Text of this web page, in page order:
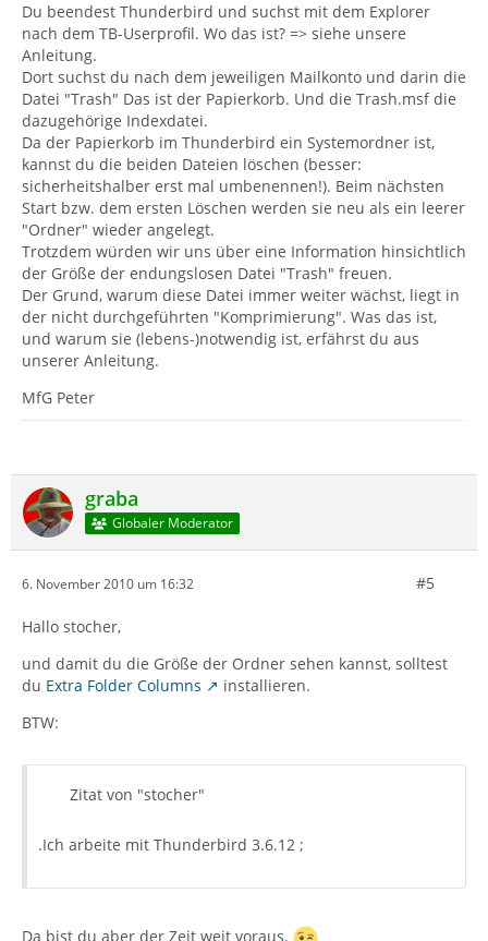
Du beendest Thunderbird und suchst mit dem Explorer
nach dem TB-Userprofil. Wo das ist? => siehe unsere
Anleitung.
Dort suchst du nach dem jeweiligen Mailkonto und darin die
Datei "Trash" Das ist der Papierkorb. Und die Trash.msf die
dazugehörige Indexdatei.
Da der Papierkorb im Thunderbird ein Systemordner ist,
kannst du die beiden Dateien löschen (besser:
sicherheitshalber erst mal umbenennen!). Beim nächsten
Start bzw. dem ersten Löschen werden sie neu als ein leerer
"Ordner" wieder angelegt.
Trotzdem würden wir uns über eine Information hinsichtlich
der Größe der endungslosen Datei "Trash" freuen.
Der Grund, warum diese Datei immer weiter wächst, liegt in
der nicht durchgeführten "Komprimierung". Was das ist,
und warum sie (lebens-)notwendig ist, erfährst du aus
unserer Anleitung.
MfG Peter
graba
Globaler Moderator
6. November 2010 um 16:32 #5
Hallo stocher,
und damit du die Größe der Ordner sehen kannst, solltest
du Extra Folder Columns
installieren.
BTW:
Zitat von "stocher"
.Ich arbeite mit Thunderbird 3.6.12 ;
Da bist du aber der Zeit weit voraus.